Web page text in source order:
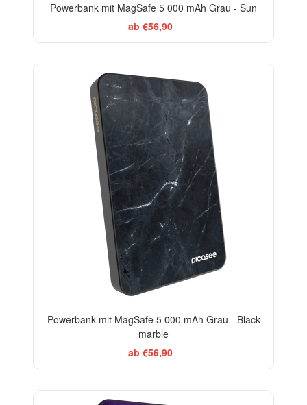
Powerbank mit MagSafe 5 000 mAh Grau - Sun
ab €56,90
Powerbank mit MagSafe 5 000 mAh Grau - Black
marble
ab €56,90